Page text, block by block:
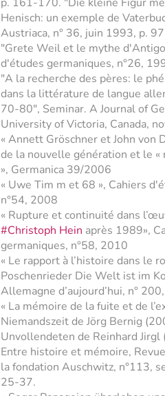
Henisch: un exemple de
Austriaca, n° 36, juin 1993, p.
"Grete Weil et le mythe
d'études germaniques, n°26,
"A la recherche des pères: le
dans la littérature de langue
70-80", Seminar. A Journal of
University of Victoria, Canada,
« Annett Gröschner et John von
de la nouvelle génération et le «
», Germanica 39/2006
« Uwe Tim m et 68 », Cahiers
n°54, 2008
« Rupture et continuité dans
#Christoph Hein après 1989»,
germaniques, n°58, 2010
« Le rapport à l’histoire dans le
Poschenrieder Die Welt ist im
Allemagne d’aujourd’hui, n°
« La mémoire de la fuite et de
Niemandszeit de Jörg Bernig
Unvollendeten de Reinhard
Entre histoire et mémoire,
la fondation Auschwitz, n°113,
25-37.